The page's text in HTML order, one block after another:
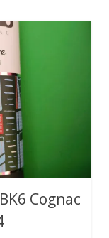
Cognac